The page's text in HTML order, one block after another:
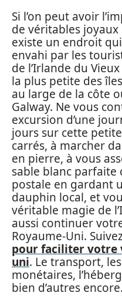
Si l’on peut avoir
de véritables
existe un endroit
envahi par les
de l’Irlande du
la plus petite des
au large de la côte
Galway. Ne vous
excursion d’une
jours sur cette
carrés, à marcher
en pierre, à vous
sable blanc parfaite
postale en gardant
dauphin local, et
véritable magie de
aussi continuer
Royaume-Uni.
pour faciliter votre
uni. Le transport,
monétaires,
bien d’autres encore.